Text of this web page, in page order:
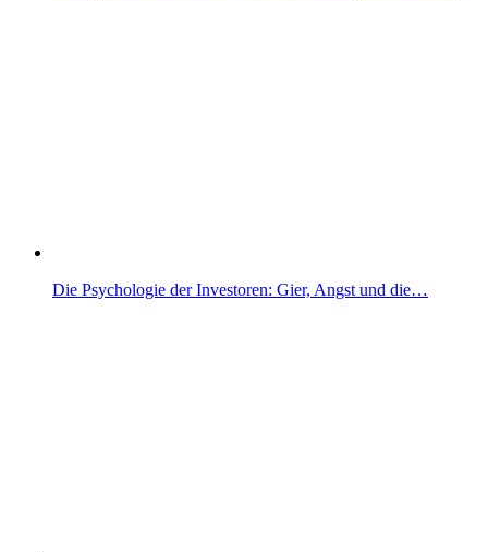
Die Psychologie der Investoren: Gier, Angst und die…